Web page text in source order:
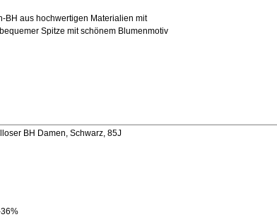
BH aus hochwertigen Materialien mit
Spitze mit schönem Blumenmotiv
BH Damen, Schwarz, 85J